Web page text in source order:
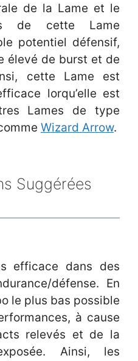
de la Lame et le
de cette Lame
potentiel défensif,
élevé de burst et de
cette Lame est
lorqu’elle est
Lames de type
Wizard Arrow.
Suggérées
efficace dans des
défense. En
le plus bas possible
à cause
relevés et de la
Ainsi, les